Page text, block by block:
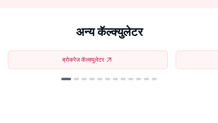
अन्य कॅल्क्युलेटर
ब्रोकरेज कॅल्क्युलेटर